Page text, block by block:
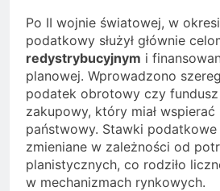
Po II wojnie światowej, w
podatkowy służył głównie
redystrybucyjnym i
planowej. Wprowadzono
podatek obrotowy czy
zakupowy, który miał wspierać
państwowy. Stawki podatkowe
zmieniane w zależności od
planistycznych, co rodziło
w mechanizmach rynkowych.